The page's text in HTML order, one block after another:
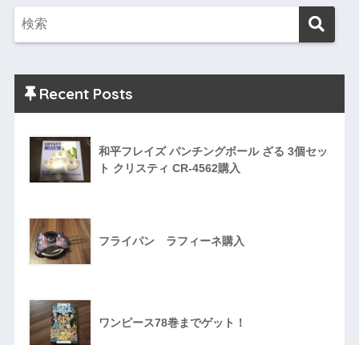
Recent Posts
和平フレイズ パンチングボール ざる 3個セッ
ト クリスティ CR-4562購入
フライパン ラフィーネ購入
ワンピース78巻までゲット！